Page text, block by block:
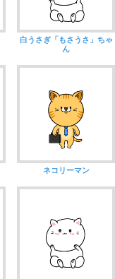
白うさぎ「もさうさ」ちゃ
ん
ネコリーマン